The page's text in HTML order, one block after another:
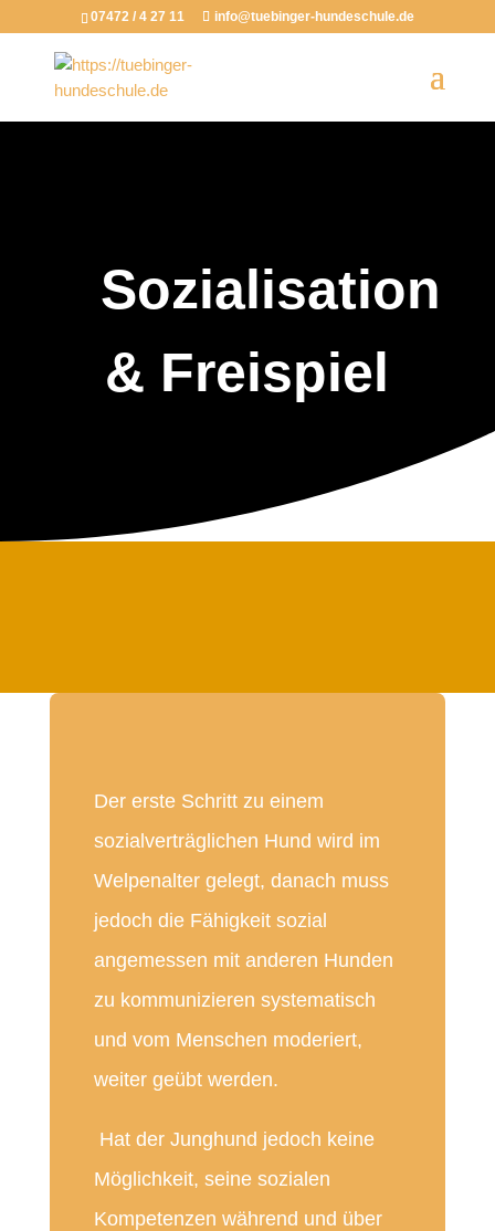
07472 / 4 27 11 info@tuebinger-hundeschule.de
Sozialisation
& Freispiel
Der erste Schritt zu einem
sozialverträglichen Hund wird im
Welpenalter gelegt, danach muss
jedoch die Fähigkeit sozial
angemessen mit anderen Hunden
zu kommunizieren systematisch
und vom Menschen moderiert,
weiter geübt werden.
Hat der Junghund jedoch keine
Möglichkeit, seine sozialen
Kompetenzen während und über